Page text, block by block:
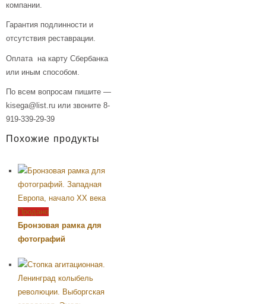
компании.
Гарантия подлинности и
отсутствия реставрации.
Оплата на карту Сбербанка
или иным способом.
По всем вопросам пишите —
kisega@list.ru или звоните 8-
919-339-29-39
Похожие продукты
Продано
Бронзовая рамка для
фотографий